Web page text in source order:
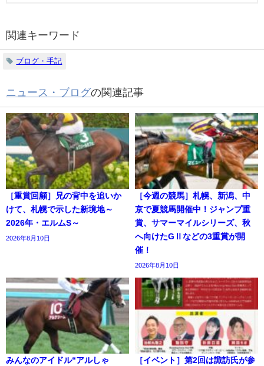
関連キーワード
ブログ・手記
ニュース・ブログの関連記事
［重賞回顧］兄の背中を追いか
けて、札幌で示した新境地～
2026年・エルムS～
2026年8月10日
［今週の競馬］札幌、新潟、中
京で夏競馬開催中！ジャンプ重
賞、サマーマイルシリーズ、秋
へ向けたGⅡなどの3重賞が開
催！
2026年8月10日
みんなのアイドル“アルしゃ
［イベント］第2回は諏訪氏が参